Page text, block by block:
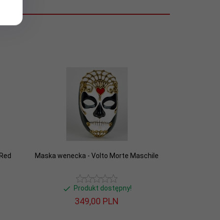
Maska wenecka - Volto Morte Maschile
Produkt dostępny!
349,00 PLN